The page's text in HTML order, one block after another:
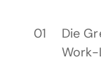
Die